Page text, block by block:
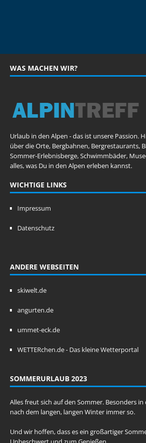
WAS MACHEN WIR?
Urlaub in den Alpen - das ist unsere Passion.
über die Orte, Bergbahnen, Bergrestaurants,
Sommer-Erlebnisberge, Schwimmbäder,
alles, was Du in den Alpen erleben kannst.
WICHTIGE LINKS
Impressum
Datenschutz
ANDERE WEBSEITEN
skiwelt.de
angurten.de
ummet-eck.de
WETTERchen.de - Das kleine Wetterportal
SOMMERURLAUB 2023
Alles freut sich auf den Sommer. Besonders in
nach dem langen, langen Winter immer so.
Und wir hoffen, dass es ein großartiger